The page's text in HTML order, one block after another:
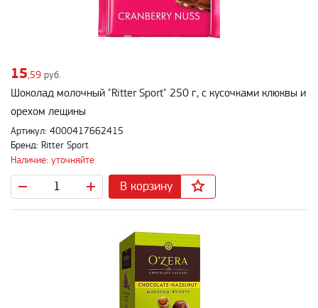
15,59 руб.
Шоколад молочный "Ritter Sport" 250 г, с кусочками клюквы и
орехом лещины
Артикул: 4000417662415
Бренд: Ritter Sport
Наличие: уточняйте
В корзину